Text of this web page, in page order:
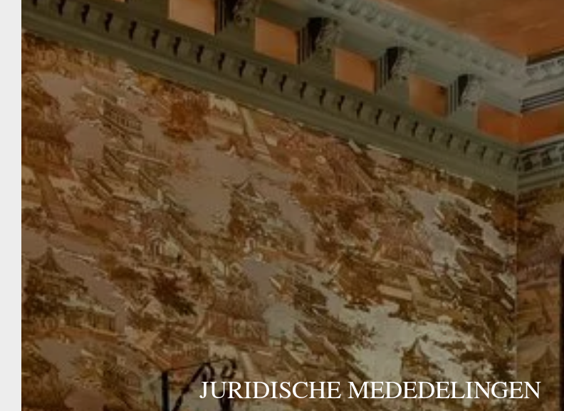
HOTEL JULIANA BRUSSEL
Om Te Boeken
Selecteer uw verblijfsdata in de Belgische
hoofdstad, voer het aantal personen in en
boek een schitterend uitje in Hotel Juliana
Brussel. Wij staan ​​tot uw beschikking om al
uw vragen te beantwoorden. Ons team is 24
uur per dag bereikbaar, telefonisch, per e-
mail of via het contactformulier. Wij kijken
ernaar uit u te mogen verwelkomen!
reserveer een kamer
JURIDISCHE MEDEDELINGEN